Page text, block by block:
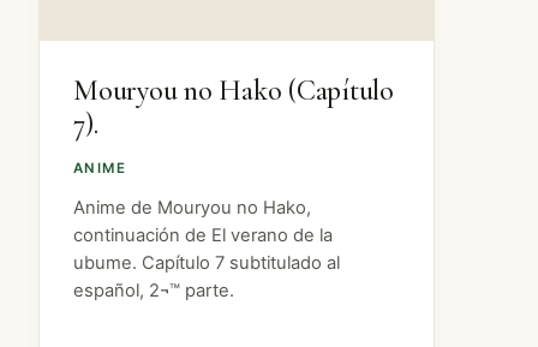
ANIME
Mouryou no Hako (Capítulo
7).
Anime de Mouryou no Hako,
continuación de El verano de la
ubume. Capítulo 7 subtitulado al
español, 2¬™ parte.